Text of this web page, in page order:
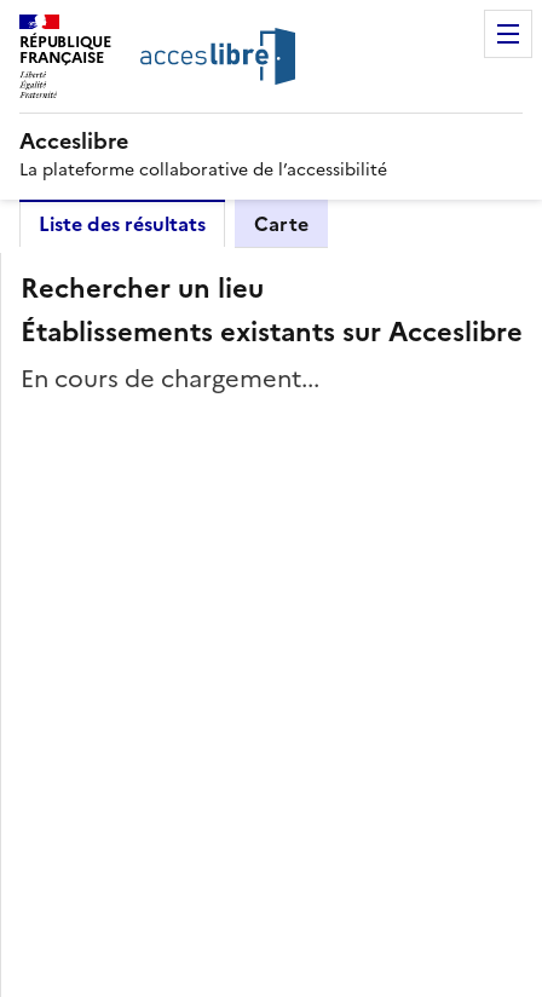
RÉPUBLIQUE
FRANÇAISE
Acceslibre
La plateforme collaborative de l’accessibilité
Liste des résultats Carte
Rechercher un lieu
Établissements existants sur Acceslibre
En cours de chargement...